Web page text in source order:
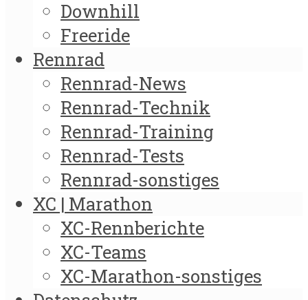
Downhill
Freeride
Rennrad
Rennrad-News
Rennrad-Technik
Rennrad-Training
Rennrad-Tests
Rennrad-sonstiges
XC | Marathon
XC-Rennberichte
XC-Teams
XC-Marathon-sonstiges